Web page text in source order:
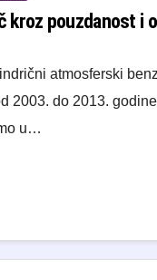
kroz pouzdanost i
atmosferski
2003. do 2013.
u…